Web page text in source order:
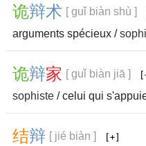
诡辩术 [ guǐ biàn shù ]
arguments spécieux /
诡辩家 [ guǐ biàn jiā ]
sophiste / celui qui
结辩 [ jié biàn ]